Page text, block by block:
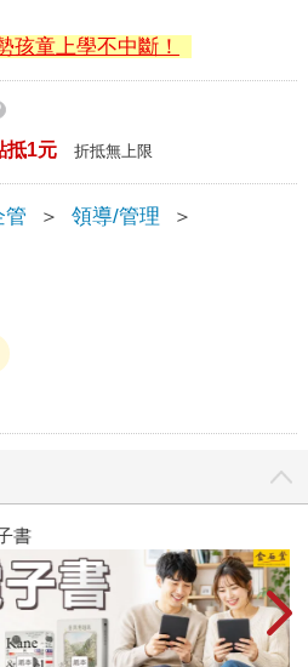
孩童上學不中斷！
抵1元 折抵無上限
管 ＞ 領導/管理
＞
書